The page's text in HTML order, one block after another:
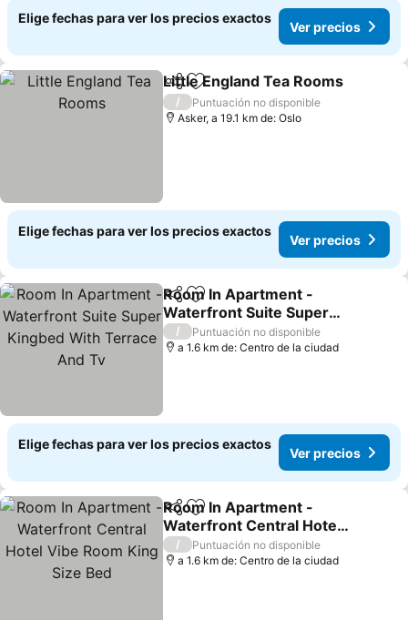
Elige fechas para ver los precios exactos
Ver precios
CompartirAgregar a favoritos
Little England Tea Rooms
/
Puntuación no disponible
Asker, a 19.1 km de: Oslo
Elige fechas para ver los precios exactos
Ver precios
CompartirAgregar a favoritos
Room In Apartment -
Waterfront Suite Super
Kingbed With Terrace
And Tv
Ver precios
/
Puntuación no disponible
a 1.6 km de: Centro de la ciudad
Elige fechas para ver los precios exactos
Ver precios
CompartirAgregar a favoritos
Room In Apartment -
Waterfront Central Hotel
Vibe Room King Size Bed
Ver precios
/
Puntuación no disponible
a 1.6 km de: Centro de la ciudad